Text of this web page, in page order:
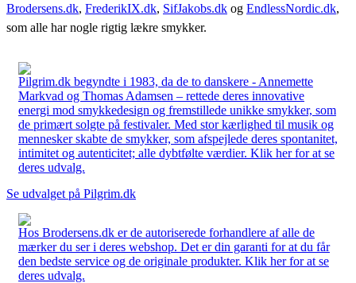
Brodersens.dk, FrederikIX.dk, SifJakobs.dk og EndlessNordic.dk,
som alle har nogle rigtig lækre smykker.
Pilgrim.dk begyndte i 1983, da de to danskere - Annemette
Markvad og Thomas Adamsen – rettede deres innovative
energi mod smykkedesign og fremstillede unikke smykker, som
de primært solgte på festivaler. Med stor kærlighed til musik og
mennesker skabte de smykker, som afspejlede deres spontanitet,
intimitet og autenticitet; alle dybtfølte værdier. Klik her for at se
deres udvalg.
Se udvalget på Pilgrim.dk
Hos Brodersens.dk er de autoriserede forhandlere af alle de
mærker du ser i deres webshop. Det er din garanti for at du får
den bedste service og de originale produkter. Klik her for at se
deres udvalg.